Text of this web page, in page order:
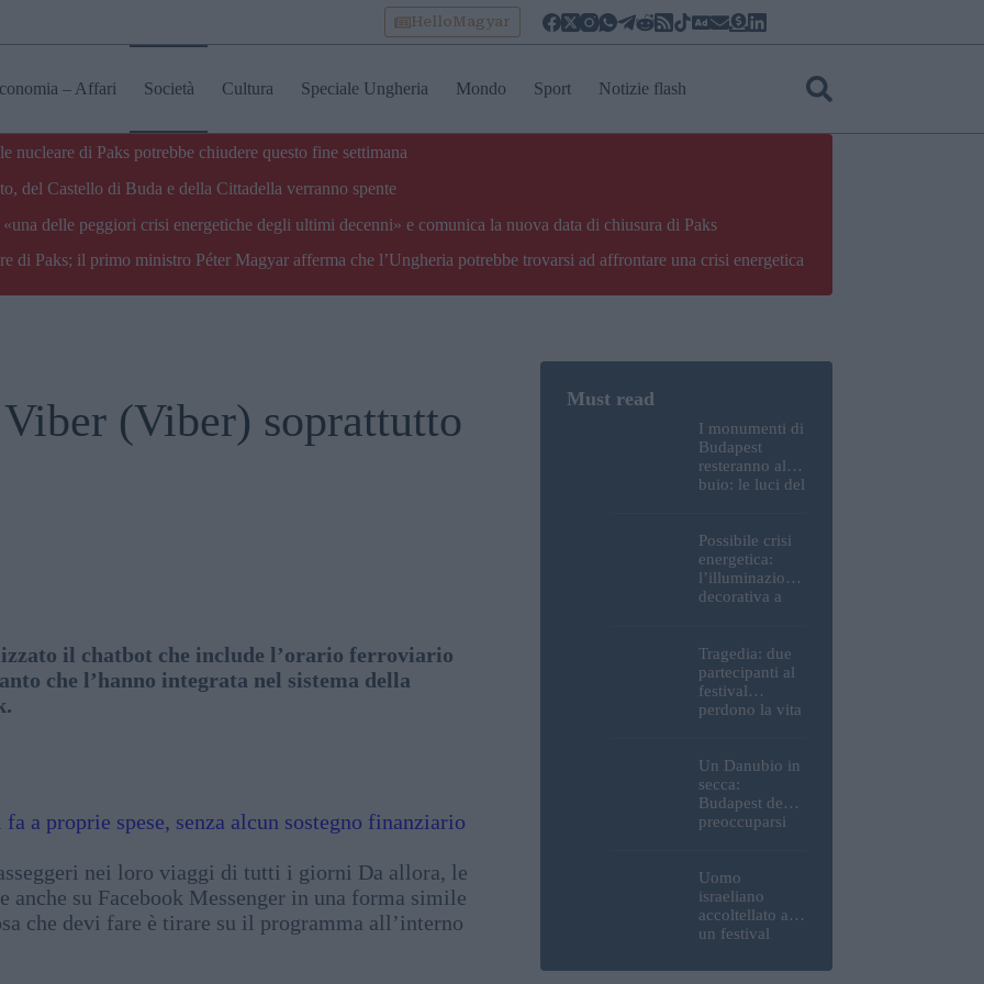
HelloMagyar
– Affari Società Cultura Speciale Ungheria Mondo Sport Notizie flash
nucleare di Paks potrebbe chiudere questo fine settimana
del Castello di Buda e della Cittadella verranno spente
delle peggiori crisi energetiche degli ultimi decenni» e comunica la nuova data di chiusura di Paks
di Paks; il primo ministro Péter Magyar afferma che l’Ungheria potrebbe trovarsi ad affrontare una crisi energetica
(Viber) soprattutto
il chatbot che include l’orario ferroviario
che l’hanno integrata nel sistema della
a proprie spese, senza alcun sostegno finanziario
nei loro viaggi di tutti i giorni Da allora, le
anche su Facebook Messenger in una forma simile
che devi fare è tirare su il programma all’interno
I monumenti di
Budapest
resteranno al
buio: le luci del
Buda e della
Cittadella
verranno
spente
Possibile crisi
energetica:
l’illuminazione
decorativa a
spenta!
Tragedia: due
partecipanti al
festival
perdono la vita
Ungheria
Un Danubio in
secca:
Budapest deve
preoccuparsi
mento idrico?
Un esperto
mette in luce
un fatto
Uomo
israeliano
accoltellato a
un festival